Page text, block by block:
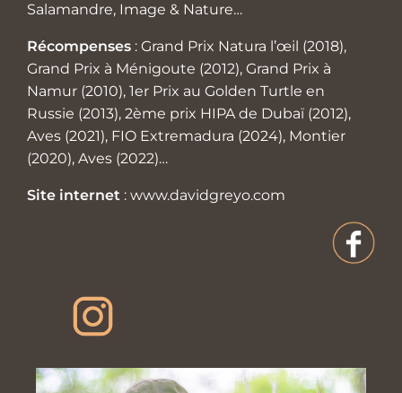
Salamandre, Image & Nature…
Récompenses : Grand Prix Natura l’œil (2018),
Grand Prix à Ménigoute (2012), Grand Prix à
Namur (2010), 1er Prix au Golden Turtle en
Russie (2013), 2ème prix HIPA de Dubaï (2012),
Aves (2021), FIO Extremadura (2024), Montier
(2020), Aves (2022)…
Site internet : www.davidgreyo.com